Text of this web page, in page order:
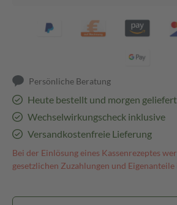
Persönliche Beratung
Heute bestellt und morgen
Wechselwirkungscheck inklusive
Versandkostenfreie Lieferung
Bei der Einlösung eines Kassenrezeptes
gesetzlichen Zuzahlungen und Eigenanteile